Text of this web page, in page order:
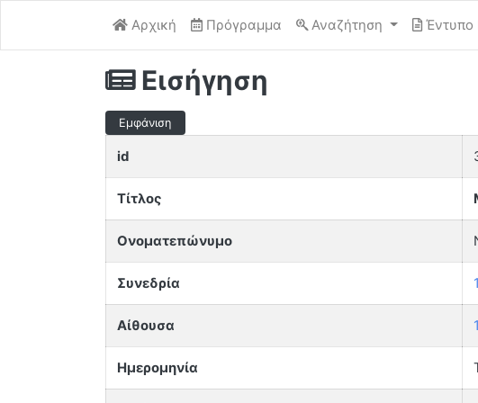
Αρχική Πρόγραμμα Αναζήτηση
Εισήγηση
Εμφάνιση
id
Τίτλος
Ονοματεπώνυμο
Συνεδρία 1
Αίθουσα 1
Ημερομηνία